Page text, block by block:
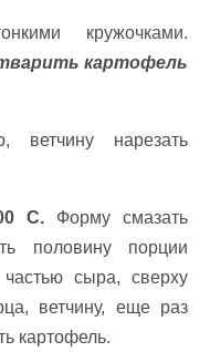
кружочками.
картофель
нарезать
С. Форму смазать
половину порции
сыра, сверху
ветчину, еще раз
картофель.